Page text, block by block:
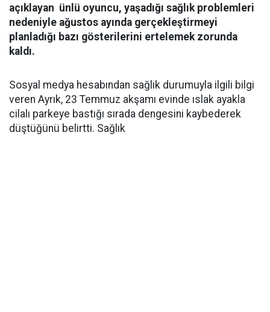
açıklayan ünlü oyuncu, yaşadığı sağlık problemleri
nedeniyle ağustos ayında gerçekleştirmeyi
planladığı bazı gösterilerini ertelemek zorunda
kaldı.
Sosyal medya hesabından sağlık durumuyla ilgili bilgi
veren Ayrık, 23 Temmuz akşamı evinde ıslak ayakla
cilalı parkeye bastığı sırada dengesini kaybederek
düştüğünü belirtti. Sağlık